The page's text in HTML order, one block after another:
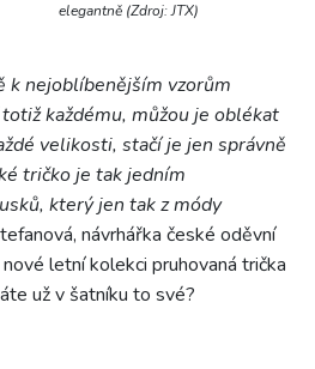
elegantně (Zdroj: JTX)
k nejoblíbenějším vzorům
každému, můžou je oblékat
velikosti, stačí je jen správně
tričko je tak jedním
který jen tak z módy
návrhářka české oděvní
letní kolekci pruhovaná trička
už v šatníku to své?